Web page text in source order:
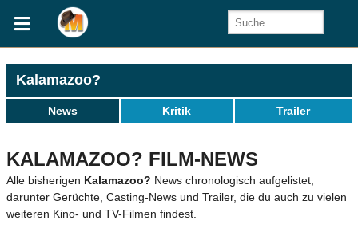
Kalamazoo?
News Kritik Trailer
KALAMAZOO? FILM-NEWS
Alle bisherigen Kalamazoo? News chronologisch aufgelistet,
darunter Gerüchte, Casting-News und Trailer, die du auch zu vielen
weiteren Kino- und TV-Filmen findest.